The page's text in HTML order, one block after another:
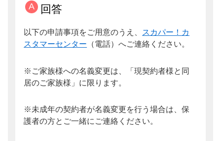
回答
以下の申請事項をご用意のうえ、
スカパー！カ
スタマーセンター （電話）へご連絡ください。
※ご家族様への名義変更は、「現契約者様と同
居のご家族様」に限ります。
※未成年の契約者が名義変更を行う場合は、保
護者の方とご一緒にご連絡ください。